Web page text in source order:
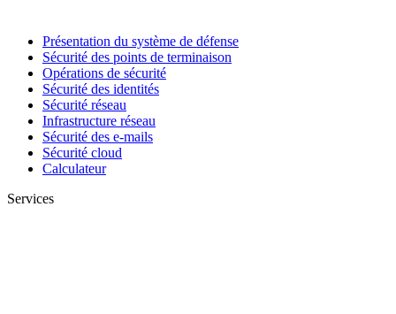
Présentation du système de défense
Sécurité des points de terminaison
Opérations de sécurité
Sécurité des identités
Sécurité réseau
Infrastructure réseau
Sécurité des e-mails
Sécurité cloud
Calculateur
Services